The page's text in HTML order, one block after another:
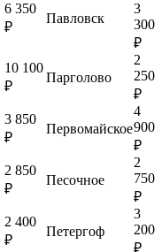
6 350
₽
Павловск
3
300
₽
10 100
₽
Парголово
2
250
₽
3 850
₽
Первомайское
4
900
₽
2 850
₽
Песочное
2
750
₽
2 400
₽
Петергоф
3
200
₽